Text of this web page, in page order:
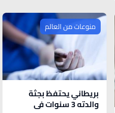
منوعات من العالم
بريطاني يحتفظ بجثة
والدته 3 سنوات في